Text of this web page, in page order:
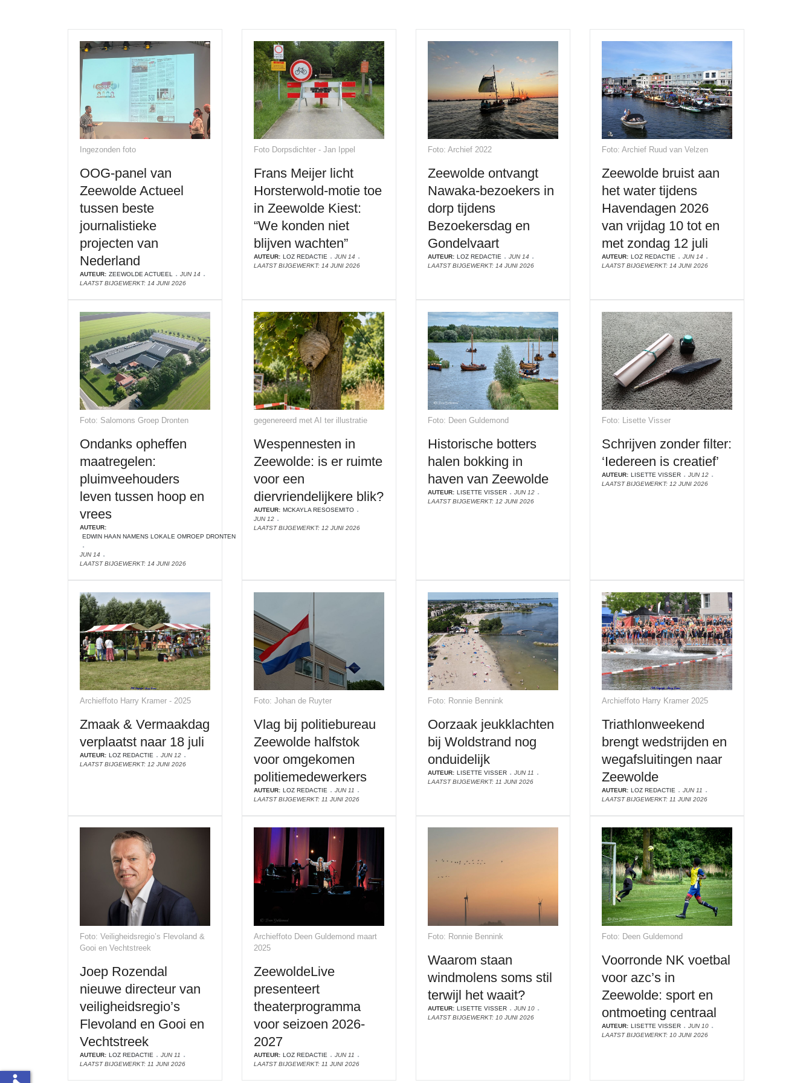
Ingezonden foto
OOG-panel van
Zeewolde Actueel
tussen beste
journalistieke
projecten van
Nederland
AUTEUR: ZEEWOLDE ACTUEEL
JUN 14
LAATST BIJGEWERKT: 14 JUNI 2026
Foto Dorpsdichter - Jan Ippel
Frans Meijer licht
Horsterwold-motie toe
in Zeewolde Kiest:
“We konden niet
blijven wachten”
AUTEUR: LOZ REDACTIE
JUN 14
LAATST BIJGEWERKT: 14 JUNI 2026
Foto: Archief 2022
Zeewolde ontvangt
Nawaka-bezoekers in
dorp tijdens
Bezoekersdag en
Gondelvaart
AUTEUR: LOZ REDACTIE
JUN 14
LAATST BIJGEWERKT: 14 JUNI 2026
Foto: Archief Ruud van Velzen
Zeewolde bruist aan
het water tijdens
Havendagen 2026
van vrijdag 10 tot en
met zondag 12 juli
AUTEUR: LOZ REDACTIE
JUN 14
LAATST BIJGEWERKT: 14 JUNI 2026
Foto: Salomons Groep Dronten
Ondanks opheffen
maatregelen:
pluimveehouders
leven tussen hoop en
vrees
AUTEUR:
EDWIN HAAN NAMENS LOKALE OMROEP DRONTEN
JUN 14
LAATST BIJGEWERKT: 14 JUNI 2026
gegenereerd met AI ter illustratie
Wespennesten in
Zeewolde: is er ruimte
voor een
diervriendelijkere blik?
AUTEUR: MCKAYLA RESOSEMITO
JUN 12
LAATST BIJGEWERKT: 12 JUNI 2026
Foto: Deen Guldemond
Historische botters
halen bokking in
haven van Zeewolde
AUTEUR: LISETTE VISSER
JUN 12
LAATST BIJGEWERKT: 12 JUNI 2026
Foto: Lisette Visser
Schrijven zonder filter:
‘Iedereen is creatief’
AUTEUR: LISETTE VISSER
JUN 12
LAATST BIJGEWERKT: 12 JUNI 2026
Archieffoto Harry Kramer - 2025
Zmaak & Vermaakdag
verplaatst naar 18 juli
AUTEUR: LOZ REDACTIE
JUN 12
LAATST BIJGEWERKT: 12 JUNI 2026
Foto: Johan de Ruyter
Vlag bij politiebureau
Zeewolde halfstok
voor omgekomen
politiemedewerkers
AUTEUR: LOZ REDACTIE
JUN 11
LAATST BIJGEWERKT: 11 JUNI 2026
Foto: Ronnie Bennink
Oorzaak jeukklachten
bij Woldstrand nog
onduidelijk
AUTEUR: LISETTE VISSER
JUN 11
LAATST BIJGEWERKT: 11 JUNI 2026
Archieffoto Harry Kramer 2025
Triathlonweekend
brengt wedstrijden en
wegafsluitingen naar
Zeewolde
AUTEUR: LOZ REDACTIE
JUN 11
LAATST BIJGEWERKT: 11 JUNI 2026
Foto: Veiligheidsregio’s Flevoland &
Gooi en Vechtstreek
Joep Rozendal
nieuwe directeur van
veiligheidsregio’s
Flevoland en Gooi en
Vechtstreek
AUTEUR: LOZ REDACTIE
JUN 11
LAATST BIJGEWERKT: 11 JUNI 2026
Archieffoto Deen Guldemond maart
2025
ZeewoldeLive
presenteert
theaterprogramma
voor seizoen 2026-
2027
AUTEUR: LOZ REDACTIE
JUN 11
LAATST BIJGEWERKT: 11 JUNI 2026
Foto: Ronnie Bennink
Waarom staan
windmolens soms stil
terwijl het waait?
AUTEUR: LISETTE VISSER
JUN 10
LAATST BIJGEWERKT: 10 JUNI 2026
Foto: Deen Guldemond
Voorronde NK voetbal
voor azc’s in
Zeewolde: sport en
ontmoeting centraal
AUTEUR: LISETTE VISSER
JUN 10
LAATST BIJGEWERKT: 10 JUNI 2026